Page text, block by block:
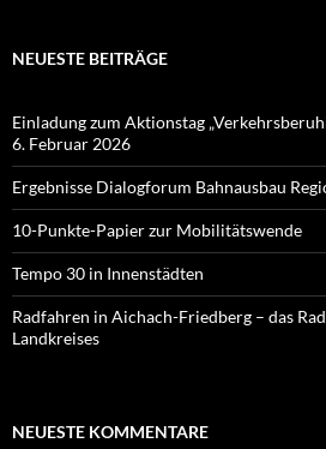
NEUESTE BEITRÄGE
Einladung zum Aktionstag
6. Februar 2026
Ergebnisse Dialogforum Bahnausbau
10-Punkte-Papier zur Mobilitätswende
Tempo 30 in Innenstädten
Radfahren in Aichach-Friedberg – das
Landkreises
NEUESTE KOMMENTARE